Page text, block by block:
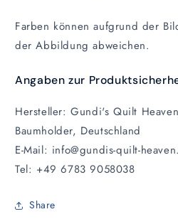
Farben können aufgrund der
der Abbildung abweichen.
Angaben zur
Hersteller: Gundi's Quilt
Baumholder, Deutschland
E-Mail: info@gundis-quilt-
Tel: +49 6783 9058038
Share